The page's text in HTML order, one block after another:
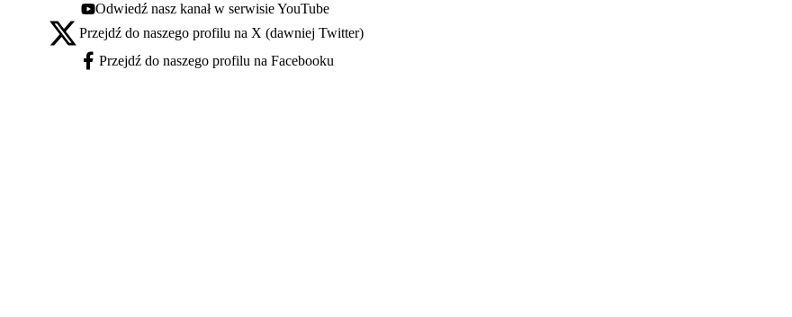
Youtube - otwiera się w nowej karcie
Odwiedź nasz kanał w serwisie YouTube
X - otwiera się w nowej karcie
Przejdź do naszego profilu na X (dawniej Twitter)
Facebook - otwiera się w nowej karcie
Przejdź do naszego profilu na Facebooku